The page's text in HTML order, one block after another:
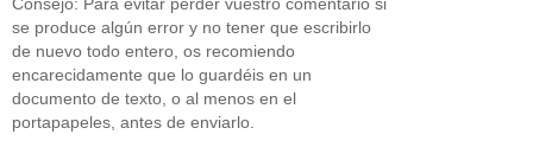
Consejo: Para evitar perder vuestro comentario si
se produce algún error y no tener que escribirlo
de nuevo todo entero, os recomiendo
encarecidamente que lo guardéis en un
documento de texto, o al menos en el
portapapeles, antes de enviarlo.